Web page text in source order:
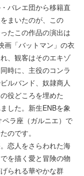
バレエ団から移籍直
まいたのが、この
たこの作品の演出は
画「バットマン」の衣
、観客はそのエキゾ
時に、主役のコンラ
ルバンド、奴隷商人
役どころを埋めた
した。新生ENBを象
ラ座（ガルニエ）で
のです。
恋人をさらわれた海
を描く愛と冒険の物
られる華やかな群